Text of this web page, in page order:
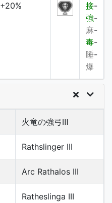
+20% 接-
強-
麻-
毒-
睡-
爆
火竜の強弓Ⅲ
Rathslinger III
Arc Rathalos III
Ratheslinga III